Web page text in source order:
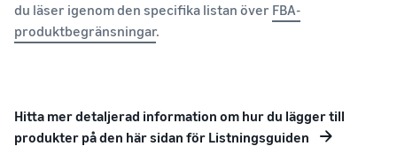
du läser igenom den specifika listan över FBA-
produktbegränsningar.
Hitta mer detaljerad information om hur du lägger till
produkter på den här sidan för Listningsguiden